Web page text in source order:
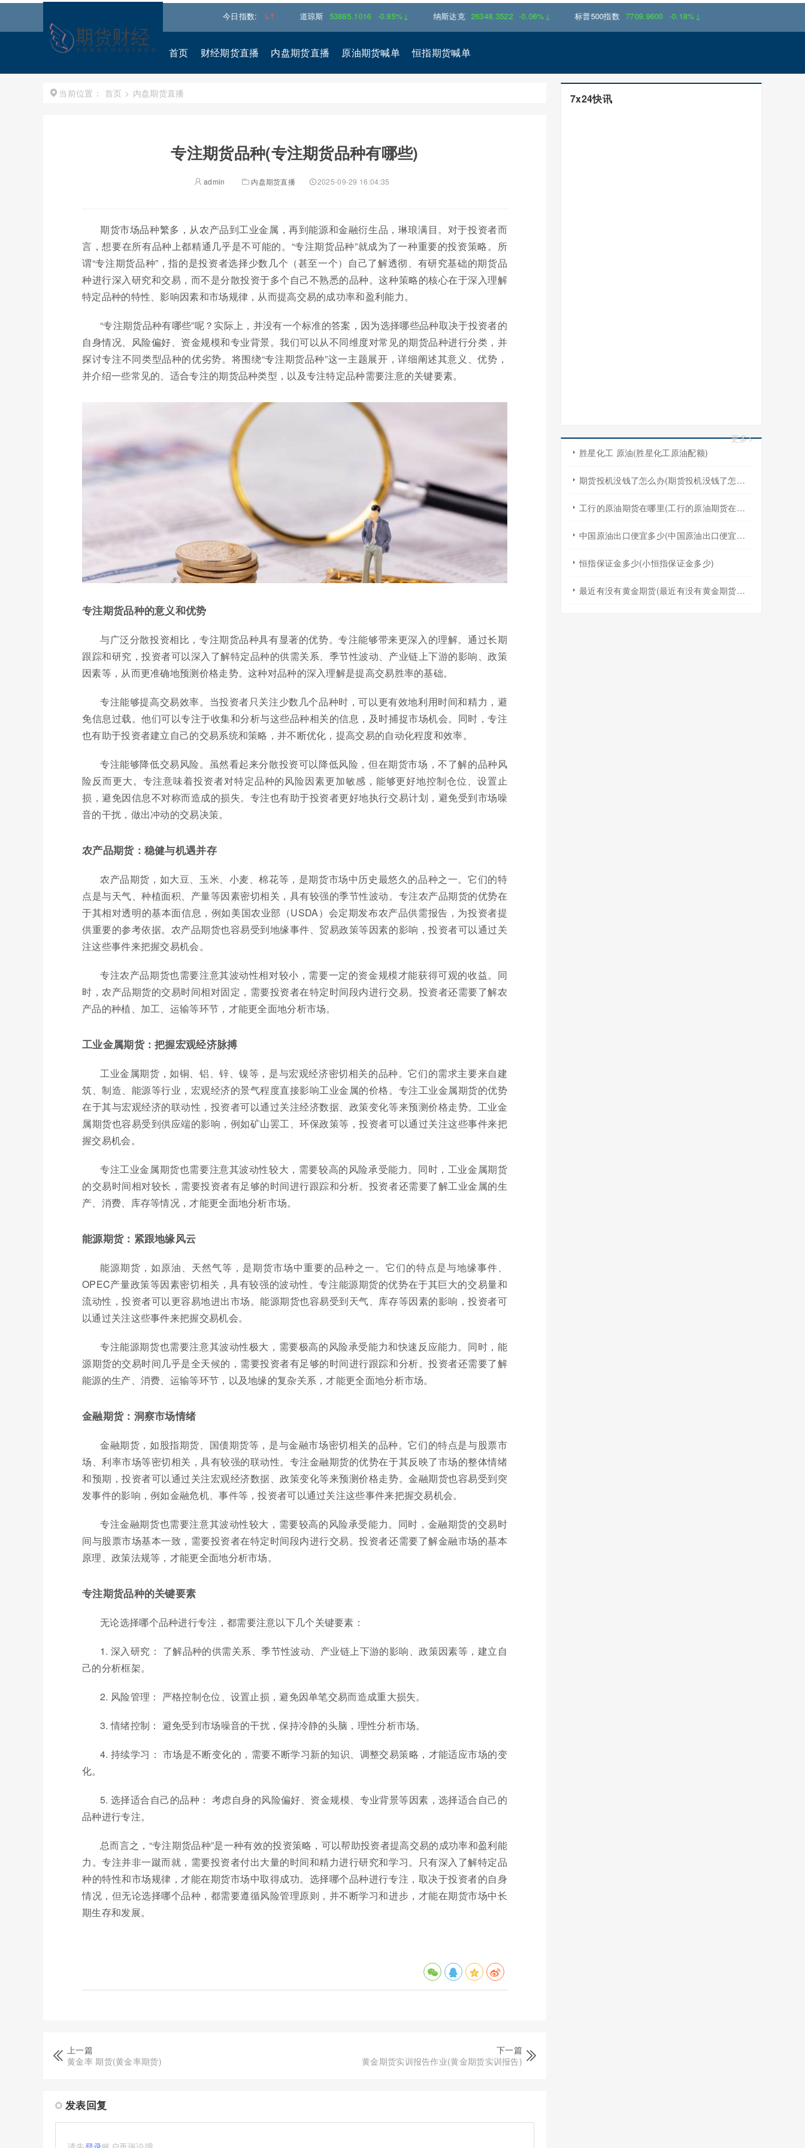
今日指数:
0.147%↑ 道琼斯 53885.1016 -0.85%↓ 纳斯达克 26348.3522 -0.06%↓ 标普500指数 7709.9600 -0.18%↓
首页 财经期货直播 内盘期货直播 原油期货喊单 恒指期货喊单
当前位置： 首页 > 内盘期货直播
专注期货品种(专注期货品种有哪些)
admin 内盘期货直播 2025-09-29 16:04:35
期货市场品种繁多，从农产品到工业金属，再到能源和金融衍生品，琳琅满目。对于投资者而
言，想要在所有品种上都精通几乎是不可能的。“专注期货品种”就成为了一种重要的投资策略。所
谓“专注期货品种”，指的是投资者选择少数几个（甚至一个）自己了解透彻、有研究基础的期货品
种进行深入研究和交易，而不是分散投资于多个自己不熟悉的品种。这种策略的核心在于深入理解
特定品种的特性、影响因素和市场规律，从而提高交易的成功率和盈利能力。
“专注期货品种有哪些”呢？实际上，并没有一个标准的答案，因为选择哪些品种取决于投资者的
自身情况、风险偏好、资金规模和专业背景。我们可以从不同维度对常见的期货品种进行分类，并
探讨专注不同类型品种的优劣势。将围绕“专注期货品种”这一主题展开，详细阐述其意义、优势，
并介绍一些常见的、适合专注的期货品种类型，以及专注特定品种需要注意的关键要素。
专注期货品种的意义和优势
与广泛分散投资相比，专注期货品种具有显著的优势。专注能够带来更深入的理解。通过长期
跟踪和研究，投资者可以深入了解特定品种的供需关系、季节性波动、产业链上下游的影响、政策
因素等，从而更准确地预测价格走势。这种对品种的深入理解是提高交易胜率的基础。
专注能够提高交易效率。当投资者只关注少数几个品种时，可以更有效地利用时间和精力，避
免信息过载。他们可以专注于收集和分析与这些品种相关的信息，及时捕捉市场机会。同时，专注
也有助于投资者建立自己的交易系统和策略，并不断优化，提高交易的自动化程度和效率。
专注能够降低交易风险。虽然看起来分散投资可以降低风险，但在期货市场，不了解的品种风
险反而更大。专注意味着投资者对特定品种的风险因素更加敏感，能够更好地控制仓位、设置止
损，避免因信息不对称而造成的损失。专注也有助于投资者更好地执行交易计划，避免受到市场噪
音的干扰，做出冲动的交易决策。
农产品期货：稳健与机遇并存
农产品期货，如大豆、玉米、小麦、棉花等，是期货市场中历史最悠久的品种之一。它们的特
点是与天气、种植面积、产量等因素密切相关，具有较强的季节性波动。专注农产品期货的优势在
于其相对透明的基本面信息，例如美国农业部（USDA）会定期发布农产品供需报告，为投资者提
供重要的参考依据。农产品期货也容易受到地缘事件、贸易政策等因素的影响，投资者可以通过关
注这些事件来把握交易机会。
专注农产品期货也需要注意其波动性相对较小，需要一定的资金规模才能获得可观的收益。同
时，农产品期货的交易时间相对固定，需要投资者在特定时间段内进行交易。投资者还需要了解农
产品的种植、加工、运输等环节，才能更全面地分析市场。
工业金属期货：把握宏观经济脉搏
工业金属期货，如铜、铝、锌、镍等，是与宏观经济密切相关的品种。它们的需求主要来自建
筑、制造、能源等行业，宏观经济的景气程度直接影响工业金属的价格。专注工业金属期货的优势
在于其与宏观经济的联动性，投资者可以通过关注经济数据、政策变化等来预测价格走势。工业金
属期货也容易受到供应端的影响，例如矿山罢工、环保政策等，投资者可以通过关注这些事件来把
握交易机会。
专注工业金属期货也需要注意其波动性较大，需要较高的风险承受能力。同时，工业金属期货
的交易时间相对较长，需要投资者有足够的时间进行跟踪和分析。投资者还需要了解工业金属的生
产、消费、库存等情况，才能更全面地分析市场。
能源期货：紧跟地缘风云
能源期货，如原油、天然气等，是期货市场中重要的品种之一。它们的特点是与地缘事件、
OPEC产量政策等因素密切相关，具有较强的波动性。专注能源期货的优势在于其巨大的交易量和
流动性，投资者可以更容易地进出市场。能源期货也容易受到天气、库存等因素的影响，投资者可
以通过关注这些事件来把握交易机会。
专注能源期货也需要注意其波动性极大，需要极高的风险承受能力和快速反应能力。同时，能
源期货的交易时间几乎是全天候的，需要投资者有足够的时间进行跟踪和分析。投资者还需要了解
能源的生产、消费、运输等环节，以及地缘的复杂关系，才能更全面地分析市场。
金融期货：洞察市场情绪
金融期货，如股指期货、国债期货等，是与金融市场密切相关的品种。它们的特点是与股票市
场、利率市场等密切相关，具有较强的联动性。专注金融期货的优势在于其反映了市场的整体情绪
和预期，投资者可以通过关注宏观经济数据、政策变化等来预测价格走势。金融期货也容易受到突
发事件的影响，例如金融危机、事件等，投资者可以通过关注这些事件来把握交易机会。
专注金融期货也需要注意其波动性较大，需要较高的风险承受能力。同时，金融期货的交易时
间与股票市场基本一致，需要投资者在特定时间段内进行交易。投资者还需要了解金融市场的基本
原理、政策法规等，才能更全面地分析市场。
专注期货品种的关键要素
无论选择哪个品种进行专注，都需要注意以下几个关键要素：
1. 深入研究： 了解品种的供需关系、季节性波动、产业链上下游的影响、政策因素等，建立自
己的分析框架。
2. 风险管理： 严格控制仓位、设置止损，避免因单笔交易而造成重大损失。
3. 情绪控制： 避免受到市场噪音的干扰，保持冷静的头脑，理性分析市场。
4. 持续学习： 市场是不断变化的，需要不断学习新的知识、调整交易策略，才能适应市场的变
化。
5. 选择适合自己的品种： 考虑自身的风险偏好、资金规模、专业背景等因素，选择适合自己的
品种进行专注。
总而言之，“专注期货品种”是一种有效的投资策略，可以帮助投资者提高交易的成功率和盈利能
力。专注并非一蹴而就，需要投资者付出大量的时间和精力进行研究和学习。只有深入了解特定品
种的特性和市场规律，才能在期货市场中取得成功。选择哪个品种进行专注，取决于投资者的自身
情况，但无论选择哪个品种，都需要遵循风险管理原则，并不断学习和进步，才能在期货市场中长
期生存和发展。
上一篇
黄金率 期货(黄金率期货)
下一篇
黄金期货实训报告作业(黄金期货实训报告)
发表回复
7x24快讯
更多>
胜星化工 原油(胜星化工原油配额)
期货投机没钱了怎么办(期货投机没钱了怎么办啊)
工行的原油期货在哪里(工行的原油期货在哪里买)
中国原油出口便宜多少(中国原油出口便宜多少吨)
恒指保证金多少(小恒指保证金多少)
最近有没有黄金期货(最近有没有黄金期货交易)